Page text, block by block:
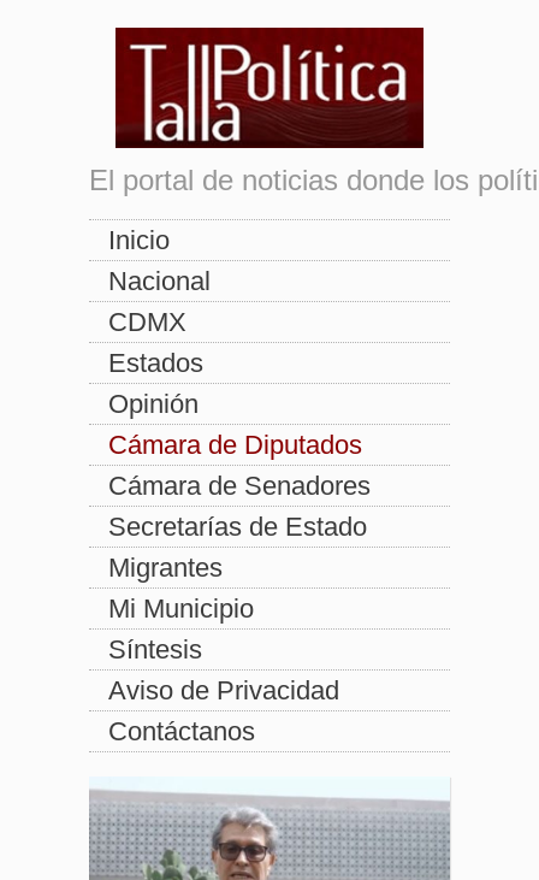
El portal de noticias donde los
Inicio
Nacional
CDMX
Estados
Opinión
Cámara de Diputados
Cámara de Senadores
Secretarías de Estado
Migrantes
Mi Municipio
Síntesis
Aviso de Privacidad
Contáctanos